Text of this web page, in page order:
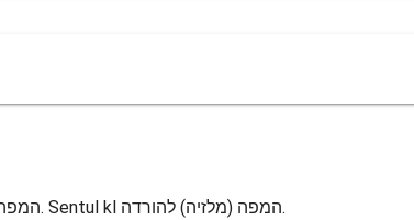
Sentul קואלה לומפור המפה. Sentul kl המפה (מלזיה) כדי להדפיס. Sentul kl המפה (מלזיה) להורדה.